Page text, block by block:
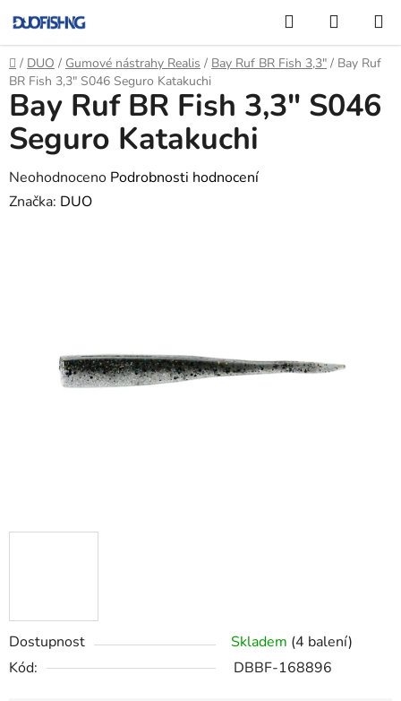
na
obsah
Hledat
KOŠÍK
Domů
/ DUO / Gumové nástrahy Realis / Bay Ruf BR Fish 3,3" / Bay Ruf
BR Fish 3,3" S046 Seguro Katakuchi
Dostupnost Skladem (4 balení)
Kód:
DBBF-168896
Bay Ruf BR Fish 3,3" S046
Seguro Katakuchi
Průměrné
hodnocení
Neohodnoceno Podrobnosti hodnocení
Značka: DUO